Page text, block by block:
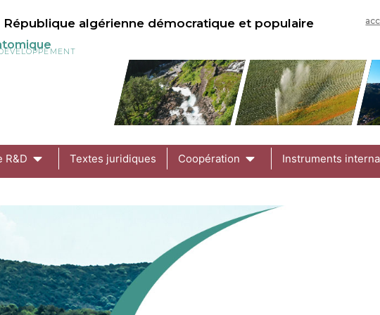
République algérienne démocratique et populaire
R&D Textes juridiques Coopération Instruments